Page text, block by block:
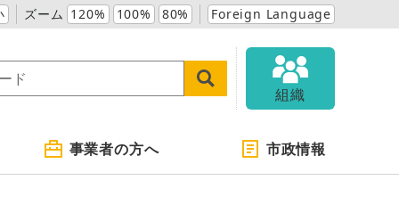
ズーム 120% 100% 80% Foreign Language
組織
事業者の方へ 市政情報